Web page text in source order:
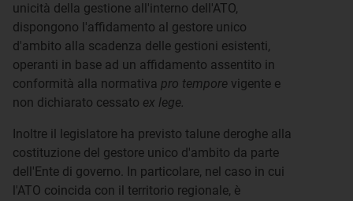
unicità della gestione all'interno dell'ATO,
dispongono l'affidamento al gestore unico
d'ambito alla scadenza delle gestioni esistenti,
operanti in base ad un affidamento assentito in
conformità alla normativa pro tempore vigente e
non dichiarato cessato ex lege.
Inoltre il legislatore ha previsto talune deroghe alla
costituzione del gestore unico d'ambito da parte
dell'Ente di governo. In particolare, nel caso in cui
l'ATO coincida con il territorio regionale, è